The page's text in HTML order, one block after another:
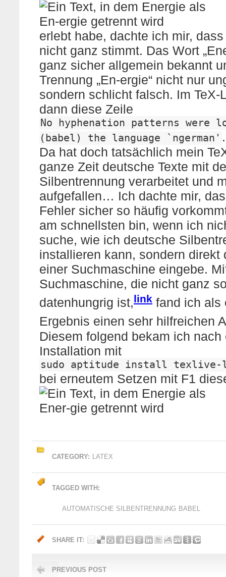
erlebt habe, dachte ich mir,
nicht ganz stimmt. Das Wort
ganz sicher allgemein bekannt
Trennung „En-ergie“ nicht nur
sondern schlicht falsch. Im TeX-
dann diese Zeile
No hyphenation patterns were
(babel) the language `ngerman' .
Da hat doch tatsächlich mein
ganze Zeit deutsche Texte mit
Silbentrennung verarbeitet und
aufgefallen… Ich dachte mir,
Fehler sicher so häufig
am schnellsten bin, wenn ich
suche, wie ich deutsche
installieren kann, sondern direkt
einer Suchmaschine eingebe.
Suchmaschine, die nicht ganz
datenhungrig ist,link fand ich als
Ergebnis einen sehr hilfreichen
Diesem folgend bekam ich nach
Installation mit
sudo aptitude install texlive-
bei erneutem Setzen mit F1
CATEGORY: LATEX
TAGGED WITH:
AUTOMATISCHE SILBENTRENNUNG BABEL
SHARE IT:
PREVIOUS POST